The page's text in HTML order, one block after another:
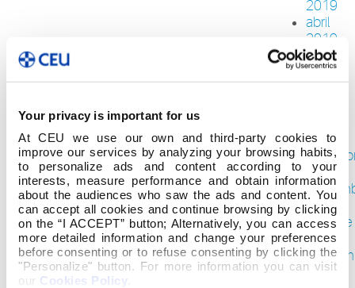
Your privacy is important for us
At CEU we use our own and third-party cookies to
improve our services by analyzing your browsing habits,
to personalize ads and content according to your
interests, measure performance and obtain information
about the audiences who saw the ads and content. You
can accept all cookies and continue browsing by clicking
on the “I ACCEPT” button; Alternatively, you can access
more detailed information and change your preferences
before consenting or to refuse consenting by clicking the
"Personalize" button. For more information you can visit
our Cookies Policy
2019
abril
2019
marzo
2019
2019
2018
2018
octubre
2018
2018